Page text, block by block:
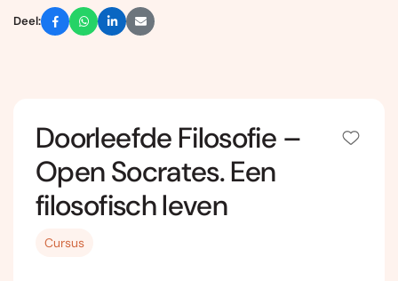
Doorleefde Filosofie –
Open Socrates. Een
filosofisch leven
Cursus
Deel: